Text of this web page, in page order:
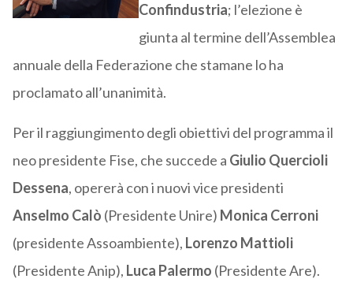
Confindustria; l’elezione è
giunta al termine dell’Assemblea
annuale della Federazione che stamane lo ha
proclamato all’unanimità.
Per il raggiungimento degli obiettivi del programma il
neo presidente Fise, che succede a Giulio Quercioli
Dessena, opererà con i nuovi vice presidenti
Anselmo Calò (Presidente Unire) Monica Cerroni
(presidente Assoambiente), Lorenzo Mattioli
(Presidente Anip), Luca Palermo (Presidente Are).